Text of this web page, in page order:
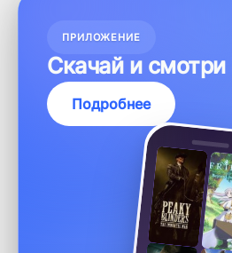
ПРИЛОЖЕНИЕ
Скачай и смотри
Подробнее